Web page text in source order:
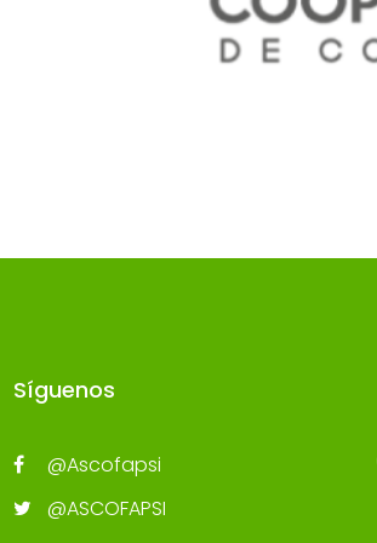
Síguenos
@Ascofapsi
@ASCOFAPSI